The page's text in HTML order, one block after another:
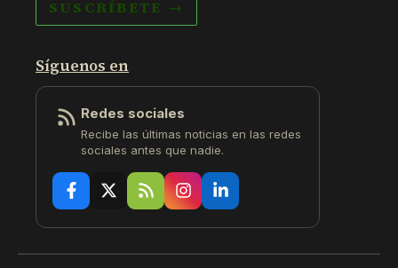
SUSCRÍBETE →
Síguenos en
Redes sociales
Recibe las últimas noticias en las redes
sociales antes que nadie.